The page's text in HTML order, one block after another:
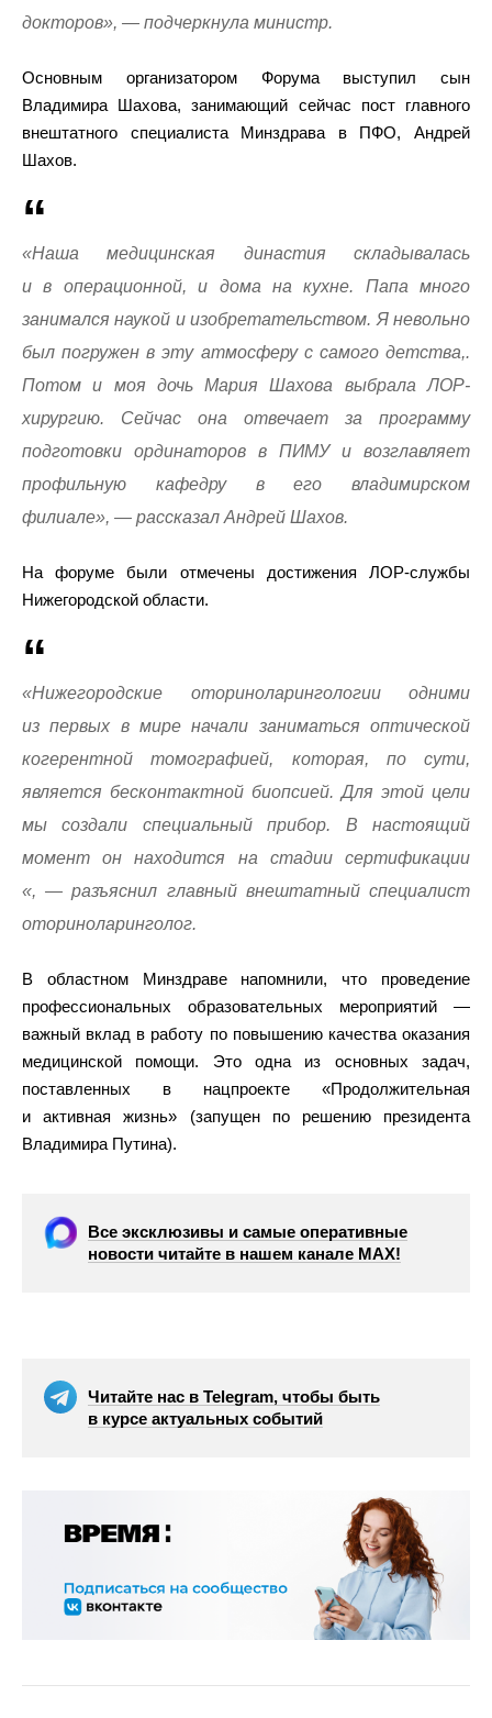
докторов», — подчеркнула министр.
Основным организатором Форума выступил сын
Владимира Шахова, занимающий сейчас пост главного
внештатного специалиста Минздрава в ПФО, Андрей
Шахов.
«Наша медицинская династия складывалась
и в операционной, и дома на кухне. Папа много
занимался наукой и изобретательством. Я невольно
был погружен в эту атмосферу с самого детства,.
Потом и моя дочь Мария Шахова выбрала ЛОР-
хирургию. Сейчас она отвечает за программу
подготовки ординаторов в ПИМУ и возглавляет
профильную кафедру в его владимирском
филиале», — рассказал Андрей Шахов.
На форуме были отмечены достижения ЛОР-службы
Нижегородской области.
«Нижегородские оториноларингологии одними
из первых в мире начали заниматься оптической
когерентной томографией, которая, по сути,
является бесконтактной биопсией. Для этой цели
мы создали специальный прибор. В настоящий
момент он находится на стадии сертификации
«, — разъяснил главный внештатный специалист
оториноларинголог.
В областном Минздраве напомнили, что проведение
профессиональных образовательных мероприятий —
важный вклад в работу по повышению качества оказания
медицинской помощи. Это одна из основных задач,
поставленных в нацпроекте «Продолжительная
и активная жизнь» (запущен по решению президента
Владимира Путина).
Все эксклюзивы и самые оперативные
новости читайте в нашем канале МАХ!
Читайте нас в Telegram, чтобы быть
в курсе актуальных событий